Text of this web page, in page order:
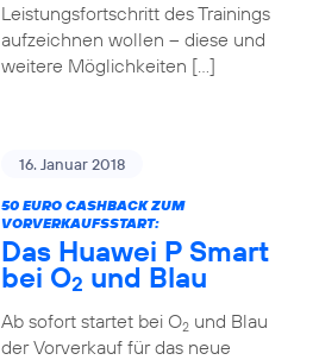
Leistungsfortschritt des Trainings
aufzeichnen wollen – diese und
weitere Möglichkeiten […]
16. Januar 2018
50 EURO CASHBACK ZUM
VORVERKAUFSSTART:
Das Huawei P Smart
bei O2 und Blau
Ab sofort startet bei O2und Blau
der Vorverkauf für das neue